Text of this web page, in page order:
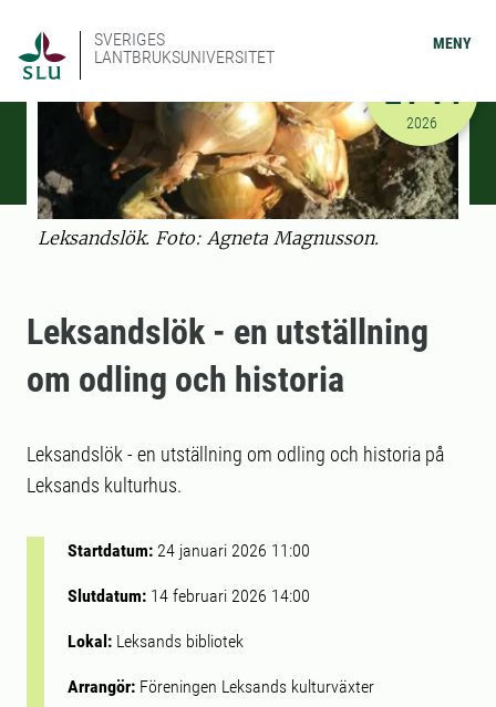
SVERIGES
LANTBRUKSUNIVERSITET
MENY
Leksandslök. Foto: Agneta Magnusson.
2026-01-
24-14
2026
Leksandslök - en utställning
om odling och historia
Leksandslök - en utställning om odling och historia på
Leksands kulturhus.
Startdatum: 24 januari 2026 11:00
Slutdatum: 14 februari 2026 14:00
Lokal: Leksands bibliotek
Arrangör: Föreningen Leksands kulturväxter